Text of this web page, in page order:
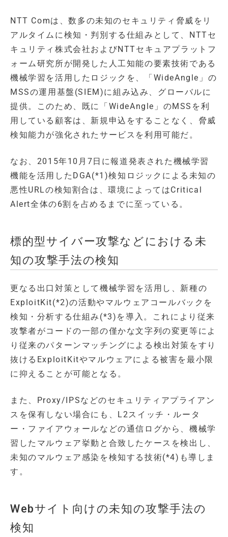
NTT Comは、数多の未知のセキュリティ脅威をリ
アルタイムに検知・判別する仕組みとして、NTTセ
キュリティ株式会社およびNTTセキュアプラットフ
ォーム研究所が開発した人工知能の要素技術である
機械学習を活用したロジックを、「WideAngle」の
MSSの運用基盤(SIEM)に組み込み、グローバルに
提供。このため、既に「WideAngle」のMSSを利
用している顧客は、新規申込をすることなく、脅威
検知能力が強化されたサービスを利用可能だ。
なお、2015年10月7日に報道発表された機械学習
機能を活用したDGA(*1)検知ロジックによる未知の
悪性URLの検知割合は、環境によってはCritical
Alert全体の6割を占めるまでに至っている。
標的型サイバー攻撃などにおける未
知の攻撃手法の検知
更なる出口対策として機械学習を活用し、新種の
ExploitKit(*2)の活動やマルウェアコールバックを
検知・分析する仕組み(*3)を導入。これにより従来
攻撃者がコードの一部の僅かな文字列の変更等によ
り従来のパターンマッチングによる検出対策をすり
抜けるExploitKitやマルウェアによる被害を最小限
に抑えることが可能となる。
また、Proxy/IPSなどのセキュリティアプライアン
スを保有しない場合にも、L2スイッチ・ルータ
ー・ファイアウォールなどの通信ログから、機械学
習したマルウェア挙動と合致したケースを検出し、
未知のマルウェア感染を検知する技術(*4)も導しま
す。
Webサイト向けの未知の攻撃手法の
検知